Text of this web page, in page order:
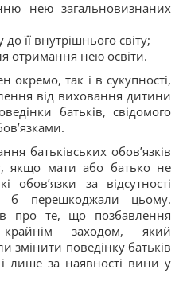
нею загальновизнаних
її внутрішнього світу;
отримання нею освіти.
окремо, так і в сукупності,
від виховання дитини
батьків, свідомого
батьківських обов’язків
якщо мати або батько не
обов’язки за відсутності
б перешкоджали цьому.
про те, що позбавлення
заходом, який
змінити поведінку батьків
лише за наявності вини у